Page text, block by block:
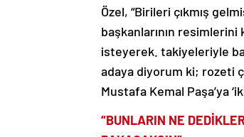
Özel, “Birileri çıkmış
başkanlarının
isteyerek. takiyeleriyle
adaya diyorum ki; rozeti
Mustafa Kemal Paşa’ya
“BUNLARIN NE